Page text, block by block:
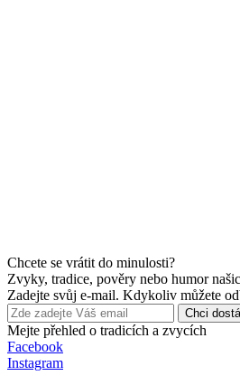
Chcete se vrátit do minulosti?
Zvyky, tradice, pověry nebo humor
Zadejte svůj e-mail. Kdykoliv můžete
Chci
Mejte přehled o tradicích a zvycích
Facebook
Instagram